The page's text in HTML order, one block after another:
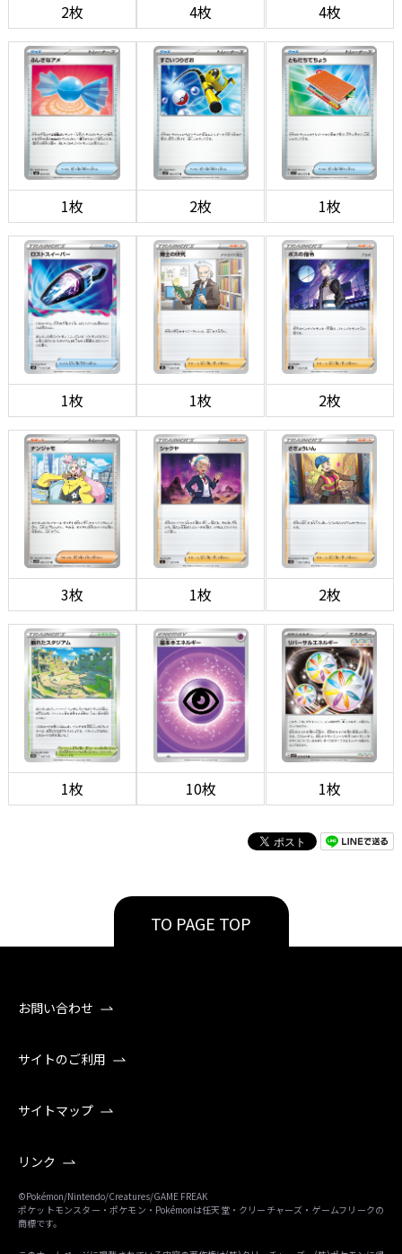
2枚 4枚 4枚
1枚 2枚 1枚
1枚 1枚 2枚
3枚 1枚 2枚
1枚 10枚 1枚
TO PAGE TOP
お問い合わせ
サイトのご利用
サイトマップ
リンク
©Pokémon/Nintendo/Creatures/GAME FREAK
ポケットモンスター・ポケモン・Pokémonは任天堂・クリーチャーズ・ゲームフリークの
商標です。